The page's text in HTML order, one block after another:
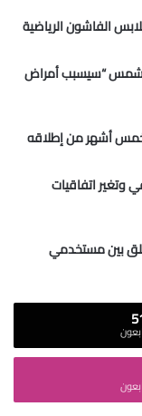
الفاشون الرياضية
الشمس “سيسبب أمراض
وتغير اتفاقيات
بين مستخدمي